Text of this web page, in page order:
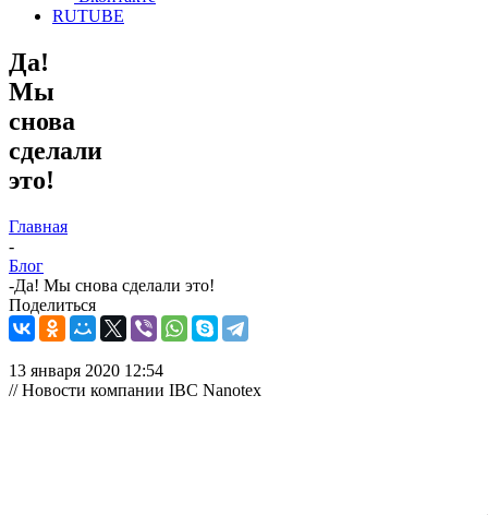
RUTUBE
Да!
Мы
снова
сделали
это!
Главная
-
Блог
-Да! Мы снова сделали это!
Поделиться
13 января 2020 12:54
// Новости компании IBC Nanotex